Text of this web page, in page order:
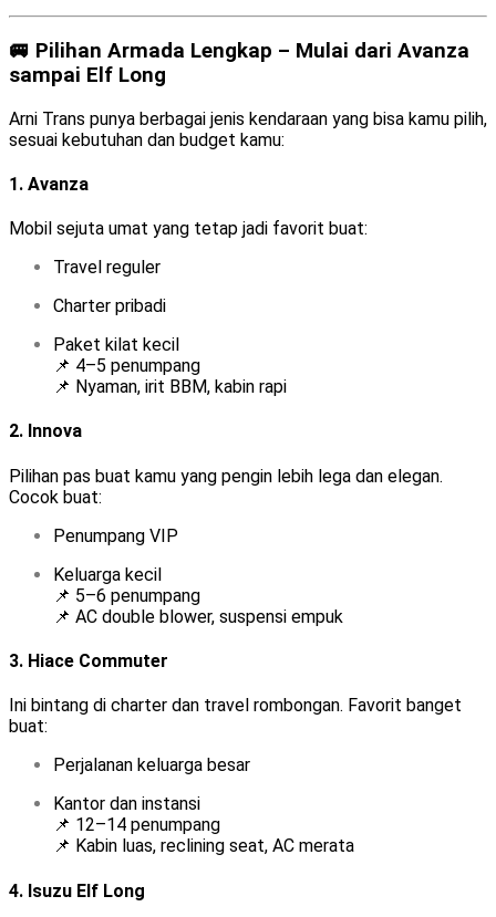
🚐 Pilihan Armada Lengkap – Mulai dari Avanza
sampai Elf Long
Arni Trans punya berbagai jenis kendaraan yang bisa kamu pilih,
sesuai kebutuhan dan budget kamu:
1. Avanza
Mobil sejuta umat yang tetap jadi favorit buat:
Travel reguler
Charter pribadi
Paket kilat kecil
📌 4–5 penumpang
📌 Nyaman, irit BBM, kabin rapi
2. Innova
Pilihan pas buat kamu yang pengin lebih lega dan elegan.
Cocok buat:
Penumpang VIP
Keluarga kecil
📌 5–6 penumpang
📌 AC double blower, suspensi empuk
3. Hiace Commuter
Ini bintang di charter dan travel rombongan. Favorit banget
buat:
Perjalanan keluarga besar
Kantor dan instansi
📌 12–14 penumpang
📌 Kabin luas, reclining seat, AC merata
4. Isuzu Elf Long